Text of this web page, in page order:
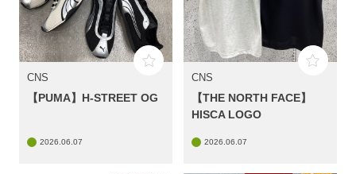
CNS
【PUMA】H-STREET OG
2026.06.07
CNS
【THE NORTH FACE】
HISCA LOGO
2026.06.07